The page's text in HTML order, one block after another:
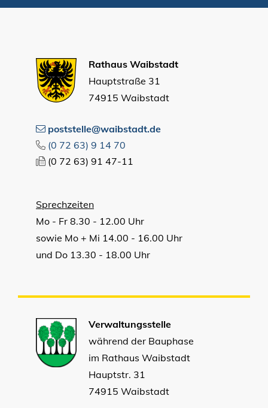
Rathaus Waibstadt
Hauptstraße 31
74915 Waibstadt
poststelle@waibstadt.de
(0 72 63) 9 14 70
(0 72 63) 91 47-11
Sprechzeiten
Mo - Fr 8.30 - 12.00 Uhr
sowie Mo + Mi 14.00 - 16.00 Uhr
und Do 13.30 - 18.00 Uhr
Verwaltungsstelle
während der Bauphase
im Rathaus Waibstadt
Hauptstr. 31
74915 Waibstadt